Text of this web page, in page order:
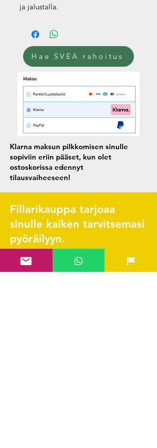
ja jalustalla.
Hae SVEA rahoitus
Klarna maksun pilkkomisen sinulle
sopiviin eriin pääset, kun olet
ostoskorissa edennyt
tilausvaiheeseen!
Fillarikauppa tarjoaa
sinulle kaiken tarvitsemasi
pyöräilyyn.
Pikalinkit
Yhteystiedot & FAQ